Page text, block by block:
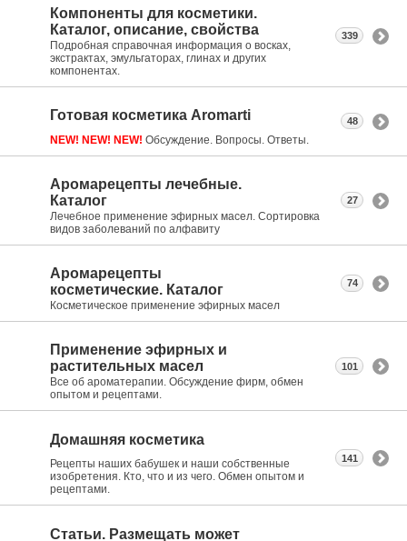
Компоненты для косметики.
Каталог, описание, свойства
Подробная справочная информация о восках,
экстрактах, эмульгаторах, глинах и других
компонентах.
339
Готовая косметика Aromarti
NEW! NEW! NEW! Обсуждение. Вопросы. Ответы.
48
Аромарецепты лечебные.
Каталог
Лечебное применение эфирных масел. Сортировка
видов заболеваний по алфавиту
27
Аромарецепты
косметические. Каталог
Косметическое применение эфирных масел
74
Применение эфирных и
растительных масел
Все об ароматерапии. Обсуждение фирм, обмен
опытом и рецептами.
101
Домашняя косметика
Рецепты наших бабушек и наши собственные
изобретения. Кто, что и из чего. Обмен опытом и
рецептами.
141
Статьи. Размещать может